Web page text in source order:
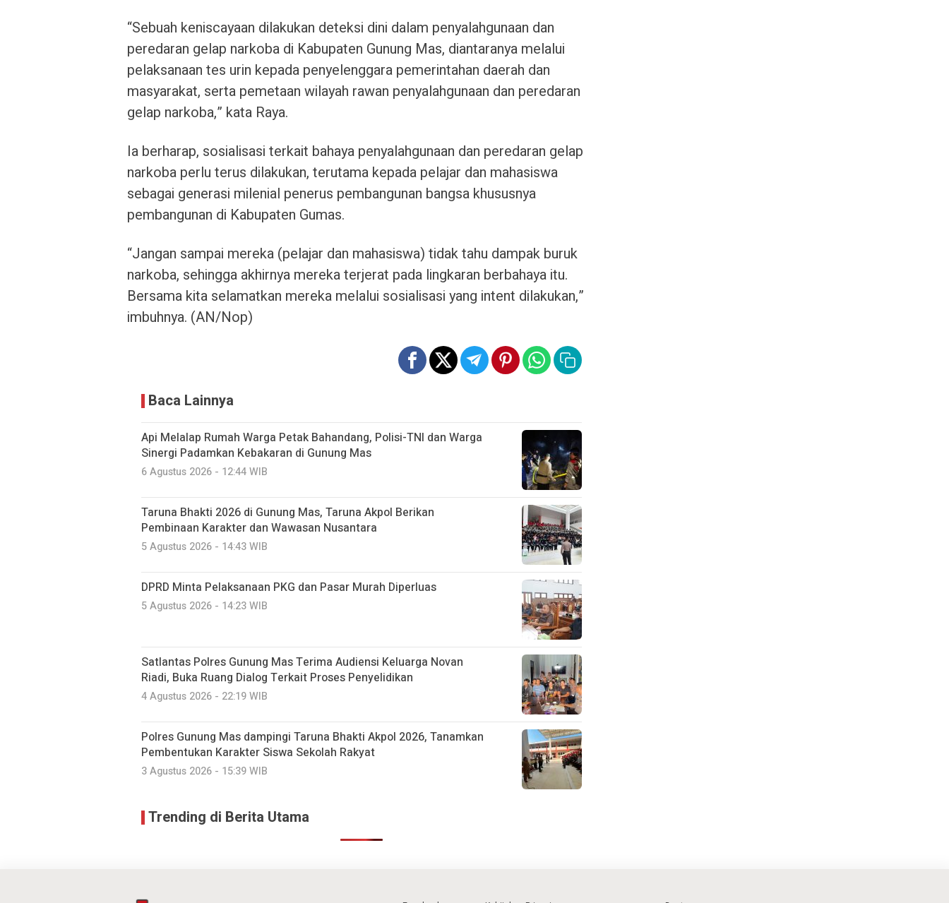
“Sebuah keniscayaan dilakukan deteksi dini dalam penyalahgunaan dan
peredaran gelap narkoba di Kabupaten Gunung Mas, diantaranya melalui
pelaksanaan tes urin kepada penyelenggara pemerintahan daerah dan
masyarakat, serta pemetaan wilayah rawan penyalahgunaan dan peredaran
gelap narkoba,” kata Raya.
Ia berharap, sosialisasi terkait bahaya penyalahgunaan dan peredaran gelap
narkoba perlu terus dilakukan, terutama kepada pelajar dan mahasiswa
sebagai generasi milenial penerus pembangunan bangsa khususnya
pembangunan di Kabupaten Gumas.
“Jangan sampai mereka (pelajar dan mahasiswa) tidak tahu dampak buruk
narkoba, sehingga akhirnya mereka terjerat pada lingkaran berbahaya itu.
Bersama kita selamatkan mereka melalui sosialisasi yang intent dilakukan,”
imbuhnya. (AN/Nop)
Baca Lainnya
Api Melalap Rumah Warga Petak Bahandang, Polisi-TNI dan Warga
Sinergi Padamkan Kebakaran di Gunung Mas
6 Agustus 2026 - 12:44 WIB
Taruna Bhakti 2026 di Gunung Mas, Taruna Akpol Berikan
Pembinaan Karakter dan Wawasan Nusantara
5 Agustus 2026 - 14:43 WIB
DPRD Minta Pelaksanaan PKG dan Pasar Murah Diperluas
5 Agustus 2026 - 14:23 WIB
Satlantas Polres Gunung Mas Terima Audiensi Keluarga Novan
Riadi, Buka Ruang Dialog Terkait Proses Penyelidikan
4 Agustus 2026 - 22:19 WIB
Polres Gunung Mas dampingi Taruna Bhakti Akpol 2026, Tanamkan
Pembentukan Karakter Siswa Sekolah Rakyat
3 Agustus 2026 - 15:39 WIB
Trending di Berita Utama